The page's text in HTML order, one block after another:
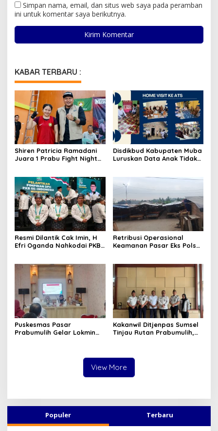
Simpan nama, email, dan situs web saya pada peramban
ini untuk komentar saya berikutnya.
KABAR TERBARU :
Shiren Patricia Ramadani
Juara 1 Prabu Fight Night
Disdikbud Kabupaten Muba
Luruskan Data Anak Tidak
Resmi Dilantik Cak Imin, H
Efri Oganda Nahkodai PKB
Aspirasi Rakyat
Retribusi Operasional
Keamanan Pasar Eks Polsek
Tempuh Jalur Hukum
Puskesmas Pasar
Prabumulih Gelar Lokmin
Kakanwil Ditjenpas Sumsel
Tinjau Rutan Prabumulih,
View More
Populer Terbaru